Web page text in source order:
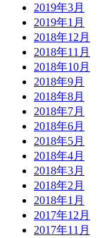
2019年3月
2019年1月
2018年12月
2018年11月
2018年10月
2018年9月
2018年8月
2018年7月
2018年6月
2018年5月
2018年4月
2018年3月
2018年2月
2018年1月
2017年12月
2017年11月